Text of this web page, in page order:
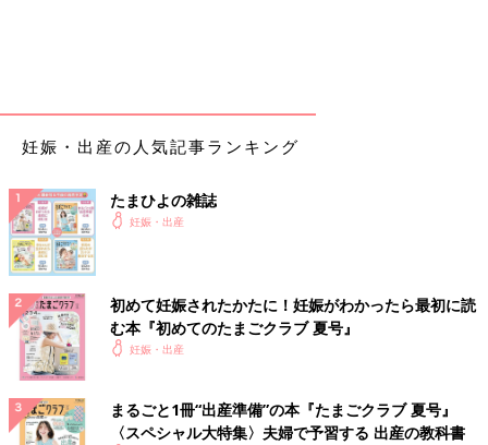
妊娠・出産の人気記事ランキング
たまひよの雑誌
妊娠・出産
初めて妊娠されたかたに！妊娠がわかったら最初に読
む本『初めてのたまごクラブ 夏号』
妊娠・出産
まるごと1冊“出産準備”の本『たまごクラブ 夏号』
〈スペシャル大特集〉夫婦で予習する 出産の教科書